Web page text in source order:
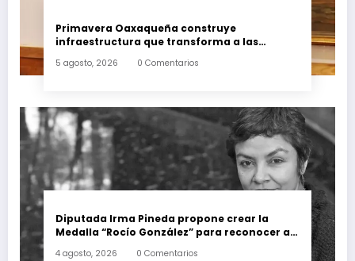
Primavera Oaxaqueña construye
infraestructura que transforma a las
5 agosto, 2026 0 Comentarios
Diputada Irma Pineda propone crear la
Medalla “Rocío González” para reconocer a
4 agosto, 2026 0 Comentarios